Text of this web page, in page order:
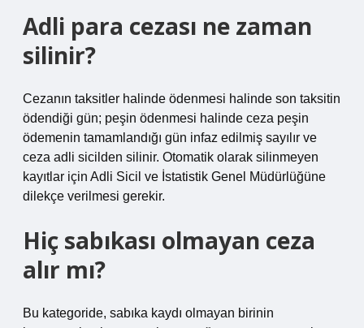
Adli para cezası ne zaman
silinir?
Cezanın taksitler halinde ödenmesi halinde son taksitin
ödendiği gün; peşin ödenmesi halinde ceza peşin
ödemenin tamamlandığı gün infaz edilmiş sayılır ve
ceza adli sicilden silinir. Otomatik olarak silinmeyen
kayıtlar için Adli Sicil ve İstatistik Genel Müdürlüğüne
dilekçe verilmesi gerekir.
Hiç sabıkası olmayan ceza
alır mı?
Bu kategoride, sabıka kaydı olmayan birinin